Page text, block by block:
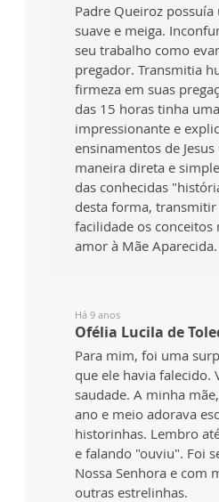
Padre Queiroz
suave e meiga.
seu trabalho como
pregador. Transmitia
firmeza em suas
das 15 horas tinha
impressionante e
ensinamentos de
maneira direta e
das conhecidas
desta forma,
facilidade os conceitos
amor à Mãe Aparecida.
Há 9 anos
Ofélia Lucila de
Para mim, foi uma
que ele havia falecido.
saudade. A minha
ano e meio adorava
historinhas. Lembro
e falando "ouviu". Foi
Nossa Senhora e com
outras estrelinhas.